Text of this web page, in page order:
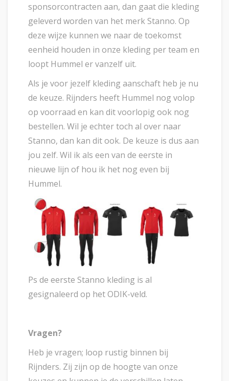
sponsorcontracten aan, dan gaat die kleding
geleverd worden van het merk Stanno. Op
deze wijze kunnen we naar de toekomst
eenheid houden in onze kleding per team en
loopt Hummel er vanzelf uit.
Als je voor jezelf kleding aanschaft heb je nu
de keuze. Rijnders heeft Hummel nog volop
op voorraad en kan dit voorlopig ook nog
bestellen. Wil je echter toch al over naar
Stanno, dan kan dit ook. De keuze is dus aan
jou zelf. Wil ik als een van de eerste in
nieuwe lijn of hou ik het nog even bij
Hummel.
Ps de eerste Stanno kleding is al
gesignaleerd op het ODIK-veld.
Vragen?
Heb je vragen; loop rustig binnen bij
Rijnders. Zij zijn op de hoogte van onze